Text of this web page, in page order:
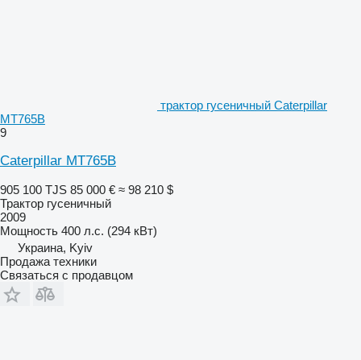
трактор гусеничный Caterpillar
MT765B
9
Caterpillar MT765B
905 100 TJS 85 000 € ≈ 98 210 $
Трактор гусеничный
2009
Мощность 400 л.с. (294 кВт)
Украина, Kyiv
Продажа техники
Связаться с продавцом